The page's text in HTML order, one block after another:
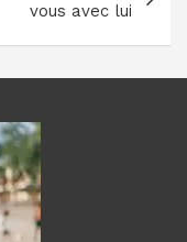
vous avec lui